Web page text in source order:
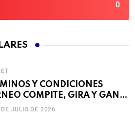
0
Y CONDICIONES
COMPITE, GIRA Y GANA
JULIO DE 2026